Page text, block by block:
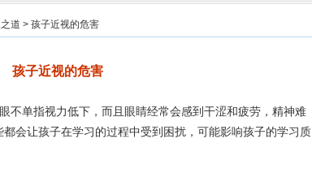
道 > 孩子近视的危害
孩子近视的危害
单指视力低下，而且眼睛经常会感到干涩和疲劳，精神难
会让孩子在学习的过程中受到困扰，可能影响孩子的学习质